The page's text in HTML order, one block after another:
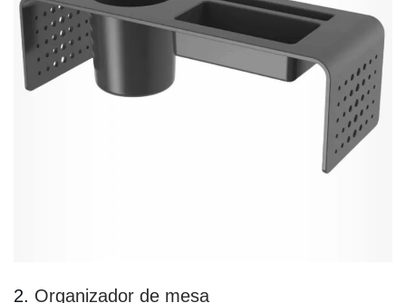
2. Organizador de mesa